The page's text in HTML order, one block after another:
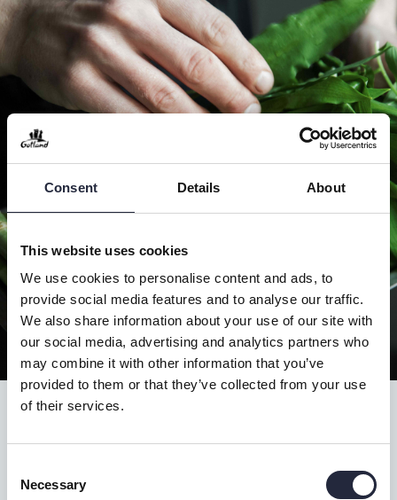
Consent Details About
This website uses cookies
We use cookies to personalise content and ads, to
provide social media features and to analyse our traffic.
We also share information about your use of our site with
our social media, advertising and analytics partners who
may combine it with other information that you’ve
provided to them or that they’ve collected from your use
of their services.
Selection
Necessary
Primörer
Vad sägs om nyskördad sparris eller ramslök? Varför inte göra
ett besök på någon av de många gårdsbutiker som finns runt